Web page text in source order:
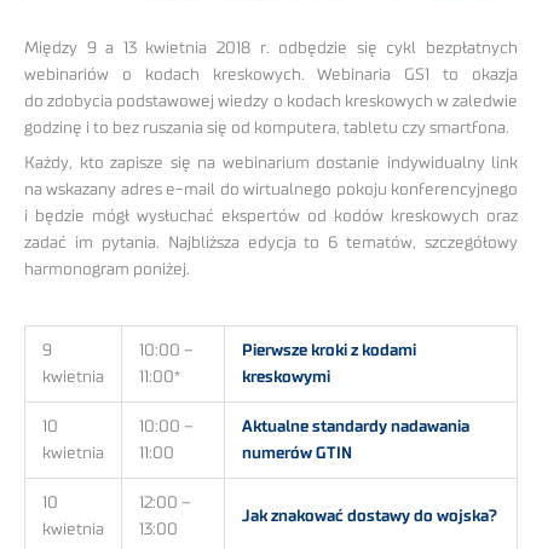
Między 9 a 13 kwietnia 2018 r. odbędzie się cykl bezpłatnych
webinariów o kodach kreskowych. Webinaria GS1 to okazja
do zdobycia podstawowej wiedzy o kodach kreskowych w zaledwie
godzinę i to bez ruszania się od komputera, tabletu czy smartfona.
Każdy, kto zapisze się na webinarium dostanie indywidualny link
na wskazany adres e-mail do wirtualnego pokoju konferencyjnego
i będzie mógł wysłuchać ekspertów od kodów kreskowych oraz
zadać im pytania. Najbliższa edycja to 6 tematów, szczegółowy
harmonogram poniżej.
9
kwietnia
10:00 –
11:00*
Pierwsze kroki z kodami
kreskowymi
10
kwietnia
10:00 –
11:00
Aktualne standardy nadawania
numerów GTIN
10
kwietnia
12:00 –
13:00
Jak znakować dostawy do wojska?